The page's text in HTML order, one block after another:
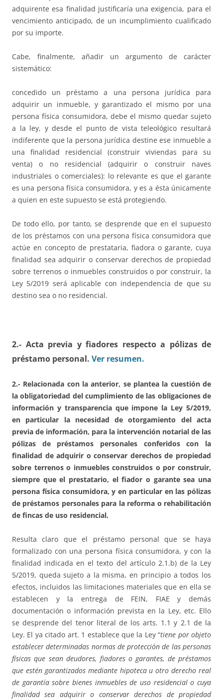
adquirente esa finalidad justificaría una exigencia, para el
vencimiento anticipado, de un incumplimiento cualificado
por su importe.
Cabe, finalmente, añadir un argumento de carácter
sistemático:
concedido un préstamo a una persona jurídica para
adquirir un inmueble, y garantizado el mismo por una
persona física consumidora, debe el mismo quedar sujeto
a la ley, y desde el punto de vista teleológico resultará
indiferente que la persona jurídica destine ese inmueble a
una finalidad residencial (construir viviendas para su
venta) o no residencial (adquirir o construir naves
industriales o comerciales): lo relevante es que el garante
es una persona física consumidora, y es a ésta únicamente
a quien en este supuesto se está protegiendo.
De todo ello, por tanto, se desprende que en el supuesto
de los préstamos con una persona física consumidora que
actúe en concepto de prestataria, fiadora o garante, cuya
finalidad sea adquirir o conservar derechos de propiedad
sobre terrenos o inmuebles construidos o por construir, la
Ley 5/2019 será aplicable con independencia de que su
destino sea o no residencial.
2.- Acta previa y fiadores respecto a pólizas de
préstamo personal. Ver resumen.
2.- Relacionada con la anterior, se plantea la cuestión de
la obligatoriedad del cumplimiento de las obligaciones de
información y transparencia que impone la Ley 5/2019,
en particular la necesidad de otorgamiento del acta
previa de información, para la intervención notarial de las
pólizas de préstamos personales conferidos con la
finalidad de adquirir o conservar derechos de propiedad
sobre terrenos o inmuebles construidos o por construir,
siempre que el prestatario, el fiador o garante sea una
persona física consumidora, y en particular en las pólizas
de préstamos personales para la reforma o rehabilitación
de fincas de uso residencial.
Resulta claro que el préstamo personal que se haya
formalizado con una persona física consumidora, y con la
finalidad indicada en el texto del artículo 2.1.b) de la Ley
5/2019, queda sujeto a la misma, en principio a todos los
efectos, incluidos las limitaciones materiales que en ella se
establecen y la entrega de FEIN, FIAE y demás
documentación o información prevista en la Ley, etc. Ello
se desprende del tenor literal de los arts. 1.1 y 2.1 de la
Ley. El ya citado art. 1 establece que la Ley “tiene por objeto
establecer determinadas normas de protección de las personas
físicas que sean deudores, fiadores o garantes, de préstamos
que estén garantizados mediante hipoteca u otro derecho real
de garantía sobre bienes inmuebles de uso residencial o cuya
finalidad sea adquirir o conservar derechos de propiedad